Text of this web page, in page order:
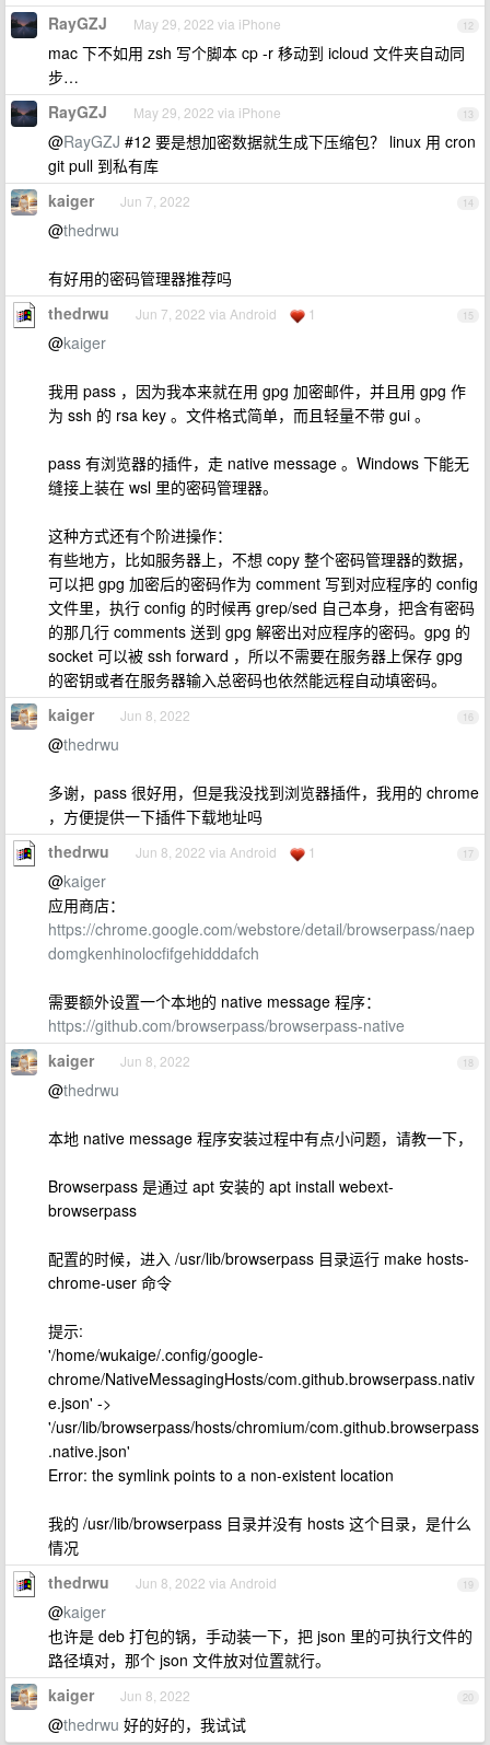
12
RayGZJ May 29, 2022 via iPhone
mac 下不如用 zsh 写个脚本 cp -r 移动到 icloud 文件夹自动同
步…
13
RayGZJ May 29, 2022 via iPhone
@RayGZJ #12 要是想加密数据就生成下压缩包？ linux 用 cron
git pull 到私有库
14
kaiger Jun 7, 2022
@thedrwu
有好用的密码管理器推荐吗
15
thedrwu Jun 7, 2022 via Android 1
@kaiger
我用 pass ，因为我本来就在用 gpg 加密邮件，并且用 gpg 作
为 ssh 的 rsa key 。文件格式简单，而且轻量不带 gui 。
pass 有浏览器的插件，走 native message 。Windows 下能无
缝接上装在 wsl 里的密码管理器。
这种方式还有个阶进操作：
有些地方，比如服务器上，不想 copy 整个密码管理器的数据，
可以把 gpg 加密后的密码作为 comment 写到对应程序的 config
文件里，执行 config 的时候再 grep/sed 自己本身，把含有密码
的那几行 comments 送到 gpg 解密出对应程序的密码。gpg 的
socket 可以被 ssh forward ，所以不需要在服务器上保存 gpg
的密钥或者在服务器输入总密码也依然能远程自动填密码。
16
kaiger Jun 8, 2022
@thedrwu
多谢，pass 很好用，但是我没找到浏览器插件，我用的 chrome
，方便提供一下插件下载地址吗
17
thedrwu Jun 8, 2022 via Android 1
@kaiger
应用商店：
https://chrome.google.com/webstore/detail/browserpass/naep
domgkenhinolocfifgehidddafch
需要额外设置一个本地的 native message 程序：
https://github.com/browserpass/browserpass-native
18
kaiger Jun 8, 2022
@thedrwu
本地 native message 程序安装过程中有点小问题，请教一下，
Browserpass 是通过 apt 安装的 apt install webext-
browserpass
配置的时候，进入 /usr/lib/browserpass 目录运行 make hosts-
chrome-user 命令
提示:
'/home/wukaige/.config/google-
chrome/NativeMessagingHosts/com.github.browserpass.nativ
e.json' ->
'/usr/lib/browserpass/hosts/chromium/com.github.browserpass
.native.json'
Error: the symlink points to a non-existent location
我的 /usr/lib/browserpass 目录并没有 hosts 这个目录，是什么
情况
19
thedrwu Jun 8, 2022 via Android
@kaiger
也许是 deb 打包的锅，手动装一下，把 json 里的可执行文件的
路径填对，那个 json 文件放对位置就行。
20
kaiger Jun 8, 2022
@thedrwu 好的好的，我试试